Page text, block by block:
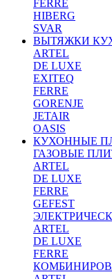
FERRE
HIBERG
SVAR
ВЫТЯЖКИ
ARTEL
DE LUXE
EXITEQ
FERRE
GORENJE
JETAIR
OASIS
КУХОННЫЕ
ГАЗОВЫЕ
ARTEL
DE LUXE
FERRE
GEFEST
ARTEL
DE LUXE
FERRE